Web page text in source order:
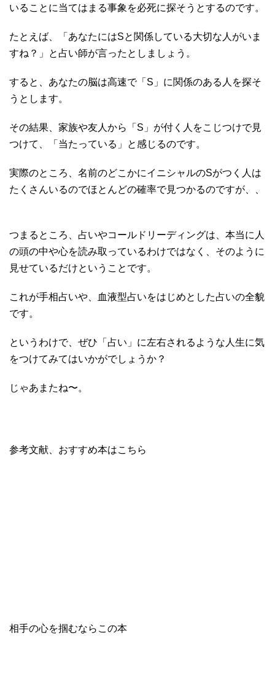
いることに当てはまる事象を必死に探そうとするのです。
たとえば、「あなたにはSと関係している大切な人がいま
すね？」と占い師が言ったとしましょう。
すると、あなたの脳は高速で「S」に関係のある人を探そ
うとします。
その結果、家族や友人から「S」が付く人をこじつけで見
つけて、「当たっている」と感じるのです。
実際のところ、名前のどこかにイニシャルのSがつく人は
たくさんいるのでほとんどの確率で見つかるのですが、、
つまるところ、占いやコールドリーディングは、本当に人
の頭の中や心を読み取っているわけではなく、そのように
見せているだけということです。
これが手相占いや、血液型占いをはじめとした占いの全貌
です。
というわけで、ぜひ「占い」に左右されるような人生に気
をつけてみてはいかがでしょうか？
じゃあまたね〜。
参考文献、おすすめ本はこちら
相手の心を掴むならこの本